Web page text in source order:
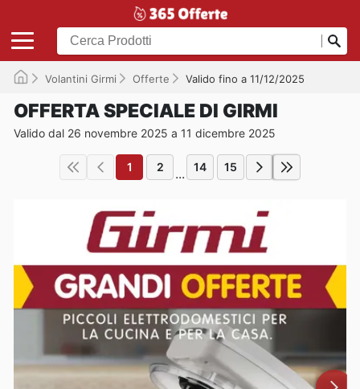
Volantini Girmi Offerte Valido fino a 11/12/2025
OFFERTA SPECIALE DI GIRMI
Valido dal 26 novembre 2025 a 11 dicembre 2025
1 2 ... 14 15